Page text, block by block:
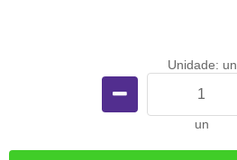
Unidade: un
un